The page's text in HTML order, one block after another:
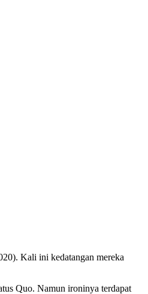
Kali ini kedatangan mereka
Quo. Namun ironinya terdapat